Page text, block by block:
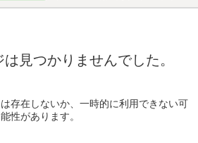
見つかりませんでした。
存在しないか、一時的に利用できない可
能性があります。